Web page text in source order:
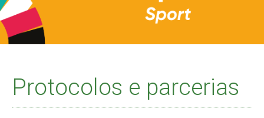
Protocolos e parcerias